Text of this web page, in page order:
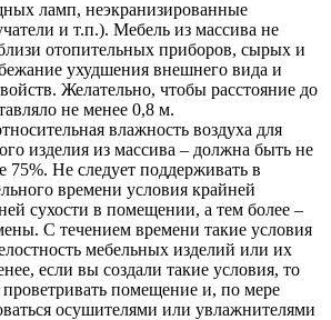
ламп, неэкранизированные
и т.п.). Мебель из массива не
отопительных приборов, сырых и
ухудшения внешнего вида и
Желательно, чтобы расстояние до
не менее 0,8 м.
влажность воздуха для
изделия из массива – должна быть не
75%. Не следует поддерживать в
времени условия крайней
сухости в помещении, а тем более –
С течением времени такие условия
мебельных изделий или их
если вы создали такие условия, то
проветривать помещение и, по мере
осушителями или увлажнителями